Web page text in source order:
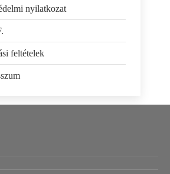
nyilatkozat
feltételek